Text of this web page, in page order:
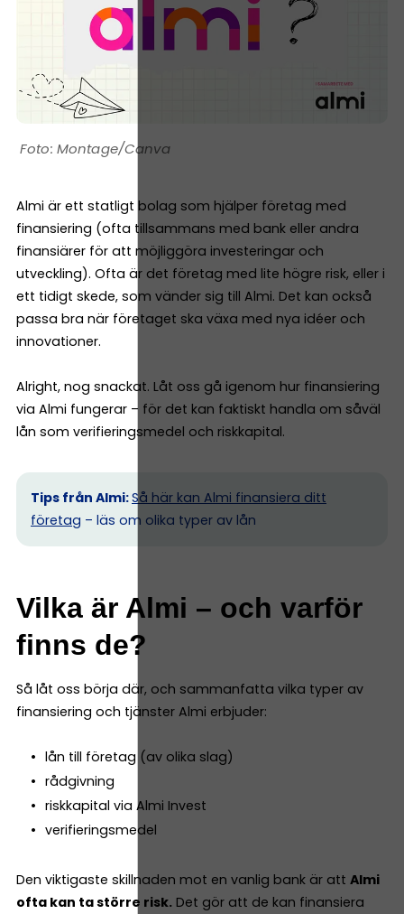
Montage/Canva
Almi är ett statligt bolag som hjälper företag med
finansiering (ofta tillsammans med bank eller andra
finansiärer för att möjliggöra investeringar och
utveckling). Ofta är det företag med lite högre risk, eller i
ett tidigt skede, som vänder sig till Almi. Det kan också
passa bra när företaget ska växa med nya idéer och
innovationer.
Alright, nog snackat. Låt oss gå igenom hur finansiering
via Almi fungerar – för det kan faktiskt handla om såväl
lån som verifieringsmedel och riskkapital.
Tips från Almi:Så här kan Almi finansiera ditt
företag – läs om olika typer av lån
Vilka är Almi – och varför
finns de?
Så låt oss börja där, och sammanfatta vilka typer av
finansiering och tjänster Almi erbjuder:
lån till företag (av olika slag)
rådgivning
riskkapital via Almi Invest
verifieringsmedel
Den viktigaste skillnaden mot en vanlig bank är att Almi
ofta kan ta större risk. Det gör att de kan finansiera